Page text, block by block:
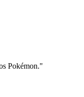
Pokémon."